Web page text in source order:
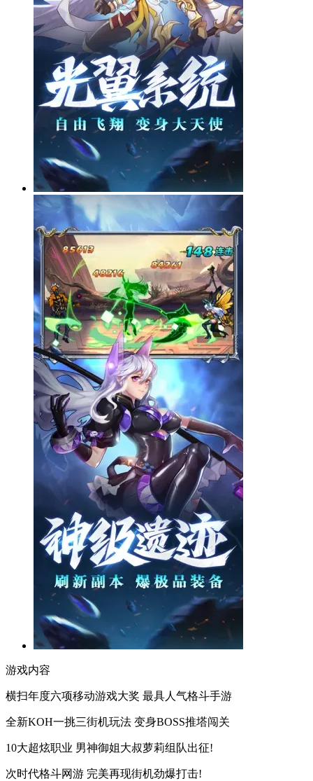
游戏内容
横扫年度六项移动游戏大奖 最具人气格斗手游
全新KOH一挑三街机玩法 变身BOSS推塔闯关
10大超炫职业 男神御姐大叔萝莉组队出征!
次时代格斗网游 完美再现街机劲爆打击!